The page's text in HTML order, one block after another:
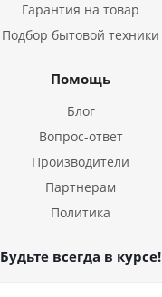
Гарантия на товар
Подбор бытовой техники
Помощь
Блог
Вопрос-ответ
Производители
Партнерам
Политика
Будьте всегда в курсе!